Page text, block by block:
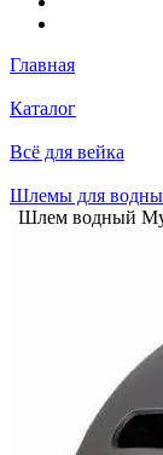
Главная
Каталог
Всё для вейка
Шлемы для
Шлем водный